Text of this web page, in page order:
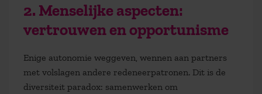
2. Menselijke aspecten:
vertrouwen en opportunisme
Enige autonomie weggeven, wennen aan partners
met volslagen andere redeneerpatronen. Dit is de
diversiteit paradox: samenwerken om